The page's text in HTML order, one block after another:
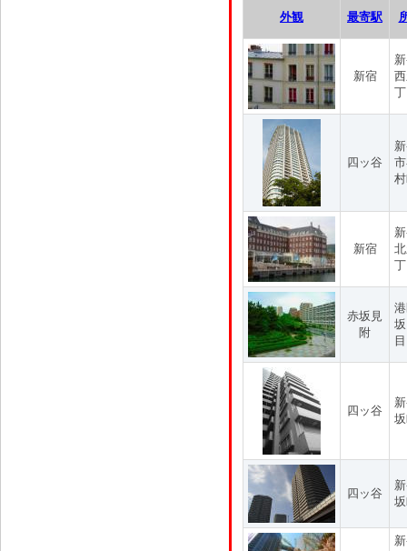
外観 最寄駅
新宿
四ッ谷
新宿
赤坂見
附
目
四ッ谷
四ッ谷